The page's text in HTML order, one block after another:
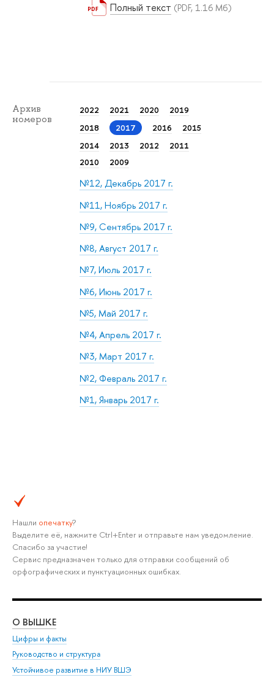
Полный текст (PDF, 1.16 Мб)
Архив
номеров
2022 2021 2020
2019
2018
2017 2016
2015
2014
2013 2012
2011
2010
2009
№12, Декабрь 2017 г.
№11, Ноябрь 2017 г.
№9, Сентябрь 2017 г.
№8, Август 2017 г.
№7, Июль 2017 г.
№6, Июнь 2017 г.
№5, Май 2017 г.
№4, Апрель 2017 г.
№3, Март 2017 г.
№2, Февраль 2017 г.
№1, Январь 2017 г.
Нашли опечатку?
Выделите её, нажмите Ctrl+Enter и отправьте нам уведомление.
Спасибо за участие!
Сервис предназначен только для отправки сообщений об
орфографических и пунктуационных ошибках.
О ВЫШКЕ
Цифры и факты
Руководство и структура
Устойчивое развитие в НИУ ВШЭ